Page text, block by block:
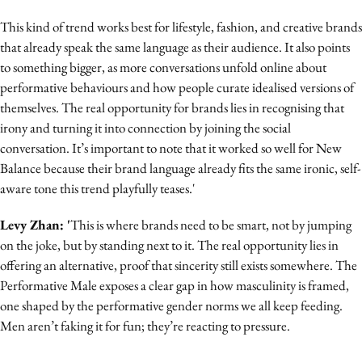
This kind of trend works best for lifestyle, fashion, and creative brands
that already speak the same language as their audience. It also points
to something bigger, as more conversations unfold online about
performative behaviours and how people curate idealised versions of
themselves. The real opportunity for brands lies in recognising that
irony and turning it into connection by joining the social
conversation. It’s important to note that it worked so well for New
Balance because their brand language already fits the same ironic, self-
aware tone this trend playfully teases.'
Levy Zhan: 'This is where brands need to be smart, not by jumping
on the joke, but by standing next to it. The real opportunity lies in
offering an alternative, proof that sincerity still exists somewhere. The
Performative Male exposes a clear gap in how masculinity is framed,
one shaped by the performative gender norms we all keep feeding.
Men aren’t faking it for fun; they’re reacting to pressure.